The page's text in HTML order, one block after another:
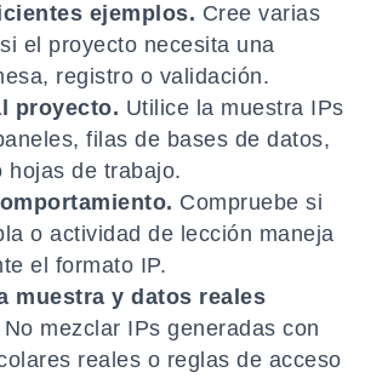
ejemplos. Cree varias
el proyecto necesita una
registro o validación.
proyecto. Utilice la muestra IPs
filas de bases de datos,
hojas de trabajo.
Compruebe si
o actividad de lección maneja
el formato IP.
muestra y datos reales
No mezclar IPs generadas con
reales o reglas de acceso